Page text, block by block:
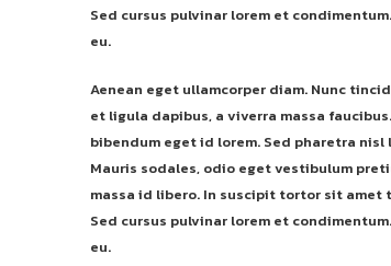
Sed cursus pulvinar lorem et
eu.
Aenean eget ullamcorper diam. Nunc
et ligula dapibus, a viverra massa
bibendum eget id lorem. Sed pharetra
Mauris sodales, odio eget vestibulum
massa id libero. In suscipit tortor sit amet
Sed cursus pulvinar lorem et
eu.